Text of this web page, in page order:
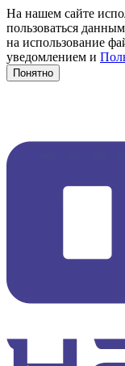
На нашем сайте
пользоваться
на использование
уведомлением и
Понятно